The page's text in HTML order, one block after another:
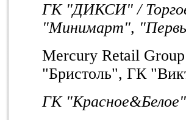
ГК "ДИКСИ" /
"Минимарт",
Mercury Retail
"Бристоль", ГК
ГК